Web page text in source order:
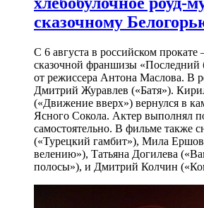
сказочному
С 6 августа в российском
сказочной франшизы «Последний
от режиссера Антона Маслова. В
Дмитрий Журавлев («Батя»).
(«Движение вверх») вернулся в
Ясного Сокола. Актер выполнял
самостоятельно. В фильме также
(«Турецкий гамбит»), Мила
велению»), Татьяна Догилева
полосы»), и Дмитрий Колчин